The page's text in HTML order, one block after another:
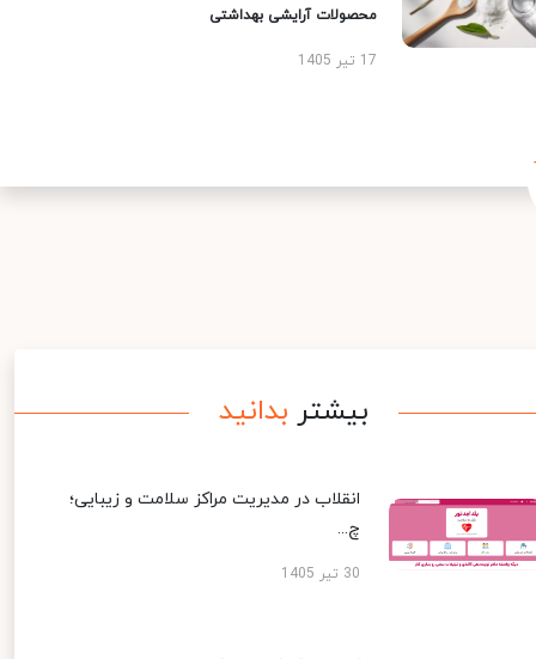
محصولات آرایشی بهداشتی
17 تیر 1405
بیشتر بدانید
انقلاب در مدیریت مراکز سلامت و زیبایی؛
چ...
30 تیر 1405